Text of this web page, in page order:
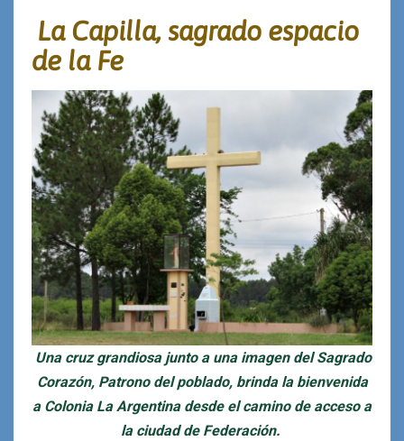
La Capilla, sagrado espacio
de la Fe
Una cruz grandiosa junto a una imagen del Sagrado
Corazón, Patrono del poblado, brinda la bienvenida
a Colonia La Argentina desde el camino de acceso a
la ciudad de Federación.